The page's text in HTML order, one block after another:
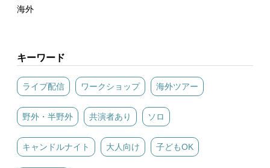
海外
キーワード
ライブ配信 ワークショップ 海外ツアー
野外・半野外 共演者あり ソロ
キャンドルナイト 大人向け 子どもOK